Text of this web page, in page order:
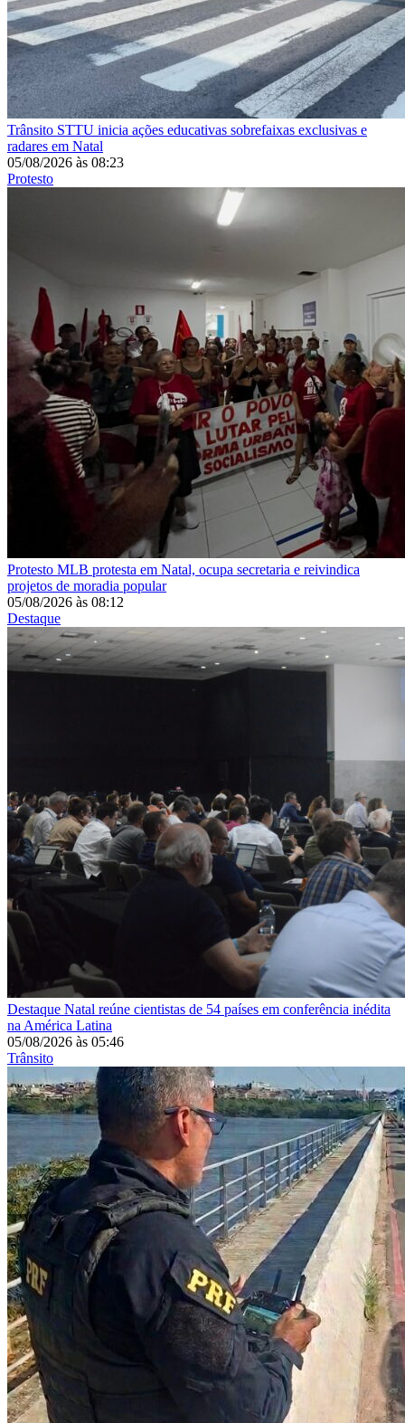
Trânsito STTU inicia ações educativas sobrefaixas exclusivas e
radares em Natal
05/08/2026 às 08:23
Protesto
Protesto MLB protesta em Natal, ocupa secretaria e reivindica
projetos de moradia popular
05/08/2026 às 08:12
Destaque
Destaque Natal reúne cientistas de 54 países em conferência inédita
na América Latina
05/08/2026 às 05:46
Trânsito